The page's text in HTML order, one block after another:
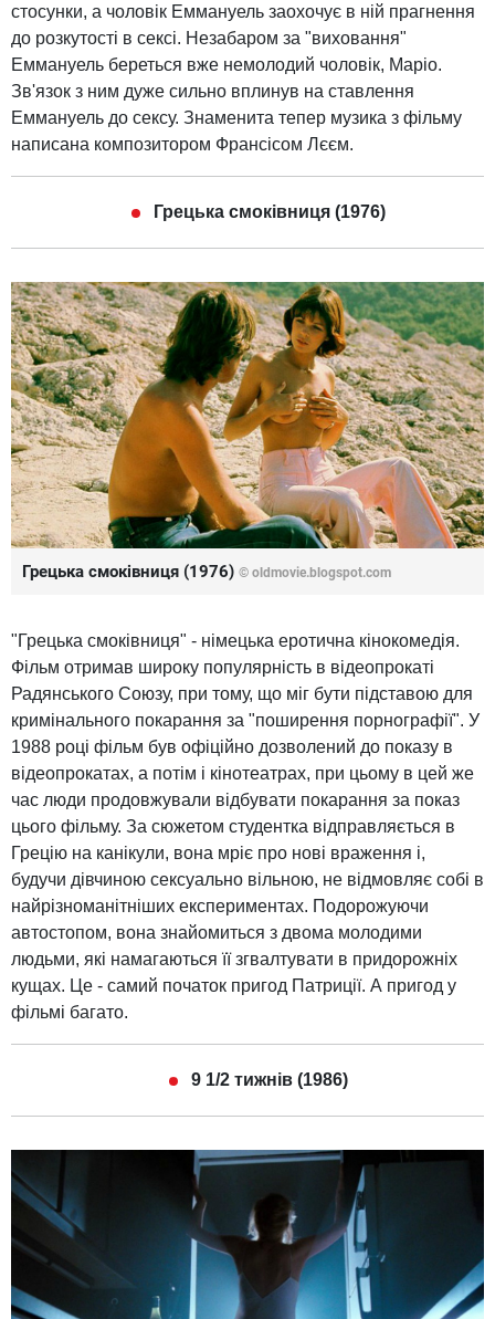
стосунки, а чоловік Еммануель заохочує в ній прагнення
до розкутості в сексі. Незабаром за "виховання"
Еммануель береться вже немолодий чоловік, Маріо.
Зв'язок з ним дуже сильно вплинув на ставлення
Еммануель до сексу. Знаменита тепер музика з фільму
написана композитором Франсісом Лєєм.
Грецька смоківниця (1976)
Грецька смоківниця (1976) © oldmovie.blogspot.com
"Грецька смоківниця" - німецька еротична кінокомедія.
Фільм отримав широку популярність в відеопрокаті
Радянського Союзу, при тому, що міг бути підставою для
кримінального покарання за "поширення порнографії". У
1988 році фільм був офіційно дозволений до показу в
відеопрокатах, а потім і кінотеатрах, при цьому в цей же
час люди продовжували відбувати покарання за показ
цього фільму. За сюжетом студентка відправляється в
Грецію на канікули, вона мріє про нові враження і,
будучи дівчиною сексуально вільною, не відмовляє собі в
найрізноманітніших експериментах. Подорожуючи
автостопом, вона знайомиться з двома молодими
людьми, які намагаються її згвалтувати в придорожніх
кущах. Це - самий початок пригод Патриції. А пригод у
фільмі багато.
9 1/2 тижнів (1986)